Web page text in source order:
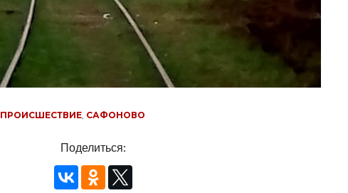
ПРОИСШЕСТВИЕ, САФОНОВО
Поделиться: